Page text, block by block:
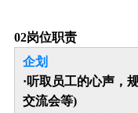
02岗位职责
企划
·听取员工的心声，
交流会等)